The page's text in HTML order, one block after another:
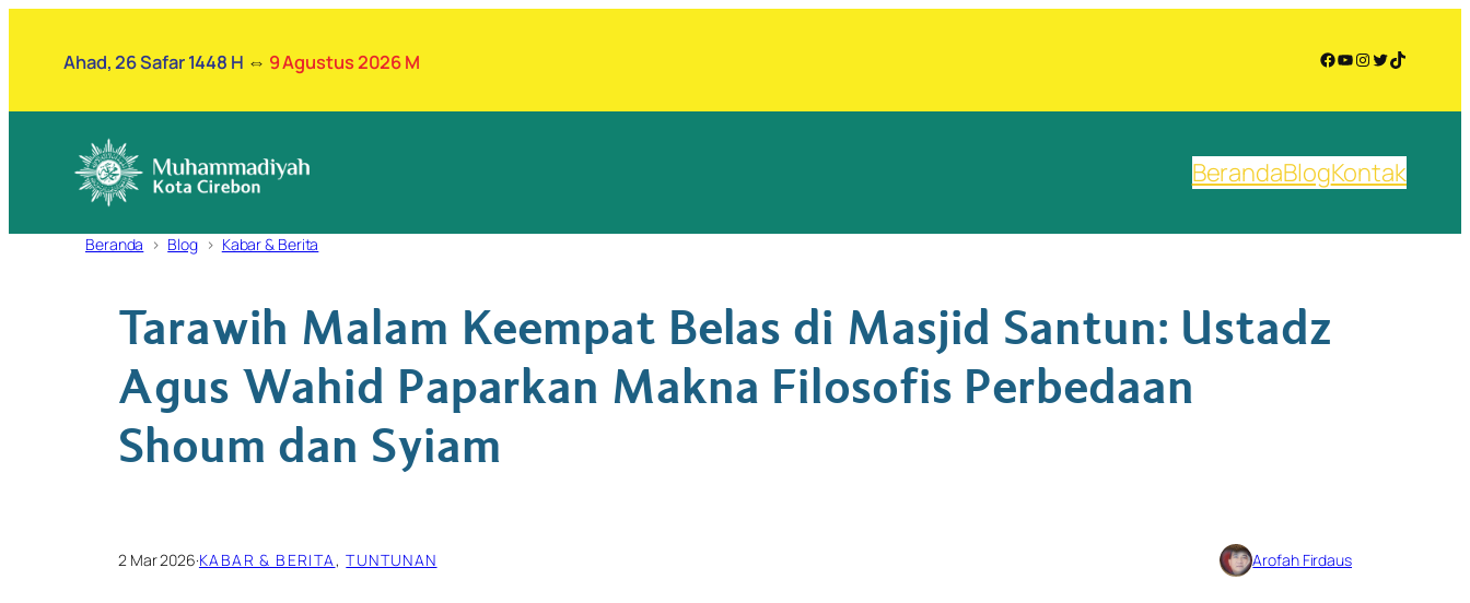
Ahad, 26 Safar 1448 H ⇔ 9 Agustus 2026 M Facebook
YouTube
Instagram
Twitter
TikTok
BerandaBlogKontak
Beranda Blog Kabar & Berita
Tarawih Malam Keempat Belas di Masjid Santun: Ustadz
Agus Wahid Paparkan Makna Filosofis Perbedaan
Shoum dan Syiam
2 Mar 2026·KABAR & BERITA, TUNTUNAN Arofah Firdaus